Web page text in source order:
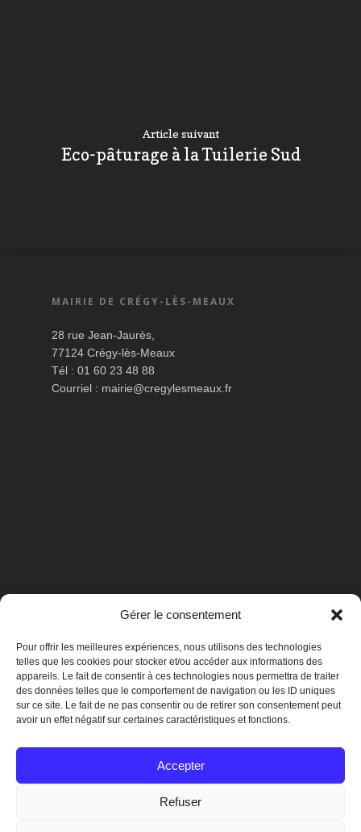
Gérer le consentement
Pour offrir les meilleures expériences, nous utilisons des technologies
telles que les cookies pour stocker et/ou accéder aux informations des
appareils. Le fait de consentir à ces technologies nous permettra de traiter
des données telles que le comportement de navigation ou les ID uniques
sur ce site. Le fait de ne pas consentir ou de retirer son consentement peut
avoir un effet négatif sur certaines caractéristiques et fonctions.
Accepter
Refuser
Article suivant
Eco-pâturage à la Tuilerie Sud
MAIRIE DE CRÉGY-LÈS-MEAUX
28 rue Jean-Jaurès,
77124 Crégy-lès-Meaux
Tél : 01 60 23 48 88
Courriel : mairie@cregylesmeaux.fr
Mentions légales